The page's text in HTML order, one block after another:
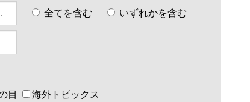
全てを含む いずれかを含む
目 海外トピックス